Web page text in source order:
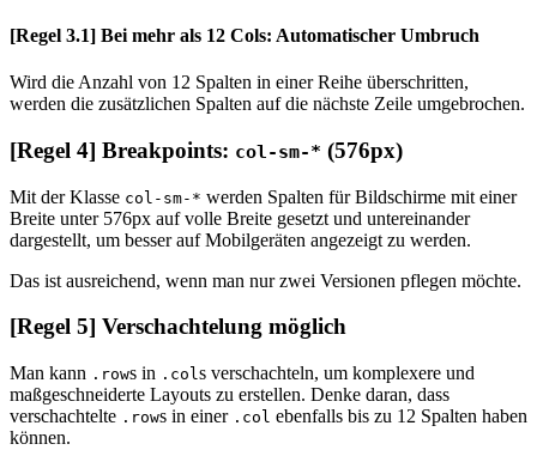
[Regel 3.1] Bei mehr als 12 Cols: Automatischer Umbruch
Wird die Anzahl von 12 Spalten in einer Reihe überschritten,
werden die zusätzlichen Spalten auf die nächste Zeile umgebrochen.
[Regel 4] Breakpoints: col-sm-* (576px)
Mit der Klasse col-sm-* werden Spalten für Bildschirme mit einer
Breite unter 576px auf volle Breite gesetzt und untereinander
dargestellt, um besser auf Mobilgeräten angezeigt zu werden.
Das ist ausreichend, wenn man nur zwei Versionen pflegen möchte.
[Regel 5] Verschachtelung möglich
Man kann .rows in .cols verschachteln, um komplexere und
maßgeschneiderte Layouts zu erstellen. Denke daran, dass
verschachtelte .rows in einer .col ebenfalls bis zu 12 Spalten haben
können.